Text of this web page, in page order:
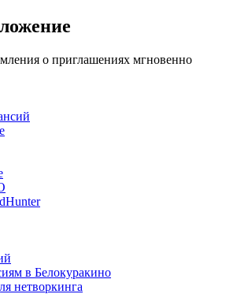
о приглашениях мгновенно
в Белокуракино
нетворкинга